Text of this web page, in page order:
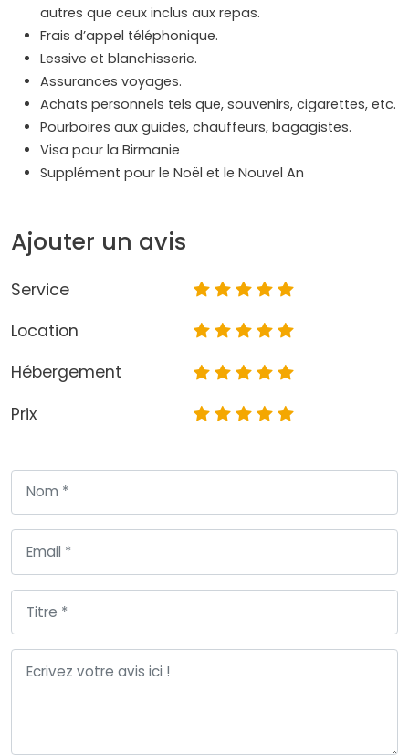
autres que ceux inclus aux repas.
Frais d’appel téléphonique.
Lessive et blanchisserie.
Assurances voyages.
Achats personnels tels que, souvenirs, cigarettes, etc.
Pourboires aux guides, chauffeurs, bagagistes.
Visa pour la Birmanie
Supplément pour le Noël et le Nouvel An
Ajouter un avis
Service
Location
Hébergement
Prix